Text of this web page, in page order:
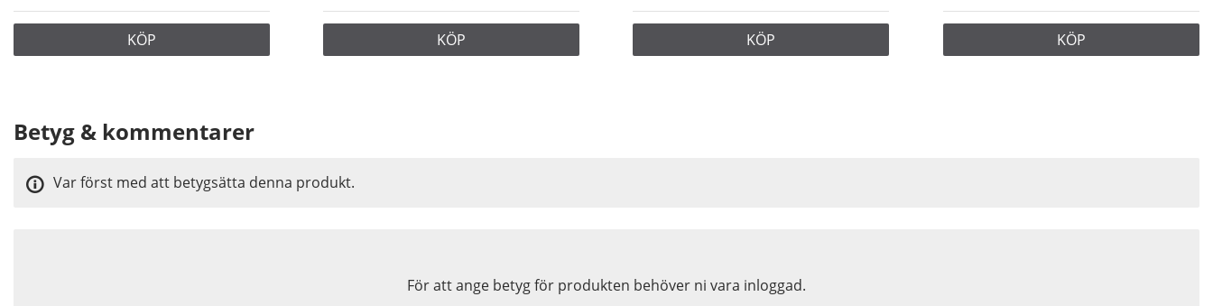
KÖP KÖP KÖP KÖP
Betyg & kommentarer
För att ange betyg för produkten behöver ni vara inloggad.
Var först med att betygsätta denna produkt.